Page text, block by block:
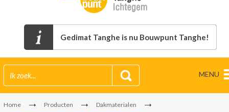
Gedimat Tanghe is nu Bouwpunt Tanghe!
MENU
Home Producten
Dakmaterialen